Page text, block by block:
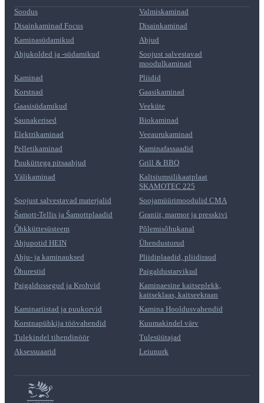
Soodus
Valmiskaminad
Disainkaminad Focus
Disainkaminad
Kaminasüdamikud
Ahjud
Ahjukolded ja -südamikud
Soojust salvestavad
moodulkaminad
Kaminad
Pliidid
Korstnad
Gaasikaminad
Gaasisüdamikud
Veeküte
Saunakerised
Biokaminad
Elektrikaminad
Veeaurukaminad
Pelletikaminad
Kaminafassaadid
Puuküttega pitsaahjud
Grill & BBQ
Välikaminad
Kaltsiumsilikaatplaat
SKAMOTEC 225
Soojust salvestavad materjalid
Soojamüürimoodulid CMA
Šamott-Tellis ja Šamottplaadid
Graniit, marmor ja presskivi
Õhkküttesüsteem
Põlemisõhukanal
Ahjupotid HEIN
Ühendustorud
Ahju- ja kaminauksed
Pliidiplaadid, pliidiraud
Õhurestid
Paigaldustarvikud
Paigaldussegud ja Krohvid
Kaminaesine kaitseplekk,
kaitseklaas, kaitseekraan
Kaminariistad ja puukorvid
Kamina Hooldusvahendid
Korstnapühkija töövahendid
Kuumakindel värv
Tulekindel tihendinöör
Tulesüütajad
Aksessuaarid
Leiunurk